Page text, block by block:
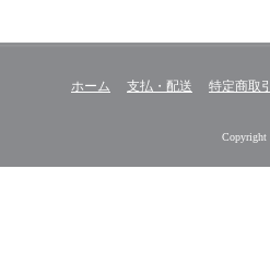
ホーム 支払・配送 特定商取
Copyright